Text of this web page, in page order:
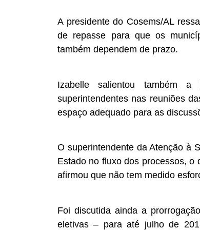
A presidente do Cosems/AL
de repasse para que os
também dependem de prazo.
Izabelle salientou também a
superintendentes nas reuniões
espaço adequado para as
O superintendente da Atenção à
Estado no fluxo dos processos, o
afirmou que não tem medido
Foi discutida ainda a
eletivas – para até julho de